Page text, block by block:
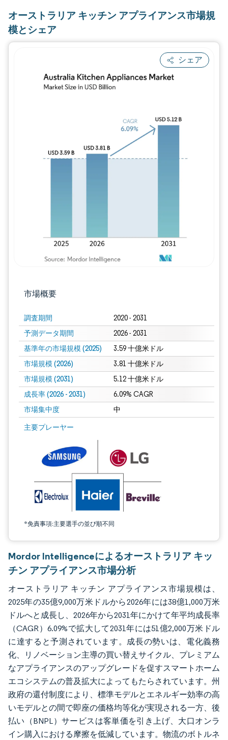
オーストラリア キッチン アプライアンス市場規
模とシェア
シェア
市場概要
調査期間 2020 - 2031
予測データ期間 2026 - 2031
基準年の市場規模 (2025) 3.59 十億米ドル
市場規模 (2026) 3.81 十億米ドル
市場規模 (2031) 5.12 十億米ドル
成長率 (2026 - 2031) 6.09% CAGR
市場集中度 中
主要プレーヤー
*免責事項:主要選手の並び順不同
画像 © Mordor Intelligence。再利用にはCC BY 4.0の表示が必要です。
Mordor Intelligenceによるオーストラリア キッ
チン アプライアンス市場分析
オーストラリア キッチン アプライアンス市場規模は、
2025年の35億9,000万米ドルから2026年には38億1,000万米
ドルへと成長し、2026年から2031年にかけて年平均成長率
（CAGR）6.09%で拡大して2031年には51億2,000万米ドル
に達すると予測されています。成長の勢いは、電化義務
化、リノベーション主導の買い替えサイクル、プレミアム
なアプライアンスのアップグレードを促すスマートホーム
エコシステムの普及拡大によってもたらされています。州
政府の還付制度により、標準モデルとエネルギー効率の高
いモデルとの間で即座の価格均等化が実現される一方、後
払い（BNPL）サービスは客単価を引き上げ、大口オンラ
イン購入における摩擦を低減しています。物流のボトルネ